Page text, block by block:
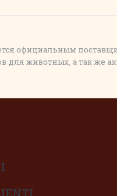
официальным
для животных, а так же